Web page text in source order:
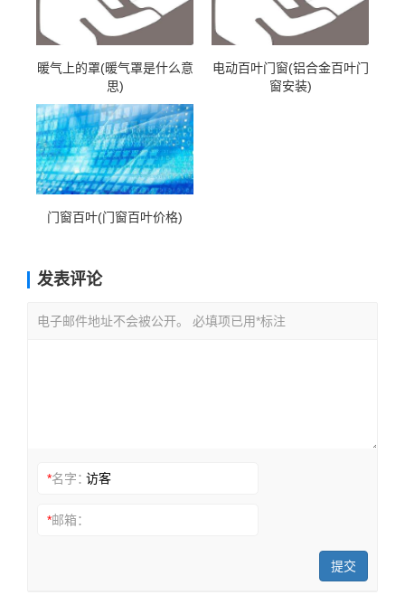
暖气上的罩(暖气罩是什么意
思)
电动百叶门窗(铝合金百叶门
窗安装)
门窗百叶(门窗百叶价格)
发表评论
电子邮件地址不会被公开。 必填项已用*标注
*名字：
*邮箱：
提交